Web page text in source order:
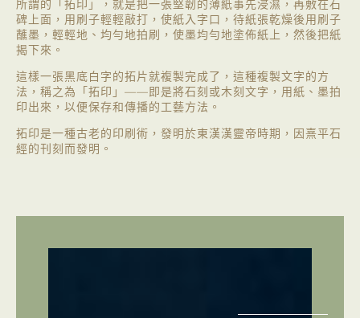
所謂的「拓印」，就是把一張堅韌的薄紙事先浸濕，再敷在石
碑上面，用刷子輕輕敲打，使紙入字口，待紙張乾燥後用刷子
蘸墨，輕輕地、均勻地拍刷，使墨均勻地塗佈紙上，然後把紙
揭下來。
這樣一張黑底白字的拓片就複製完成了，這種複製文字的方
法，稱之為「拓印」——即是將石刻或木刻文字，用紙、墨拍
印出來，以便保存和傳播的工藝方法。
拓印是一種古老的印刷術，發明於東漢漢靈帝時期，因熹平石
經的刊刻而發明。